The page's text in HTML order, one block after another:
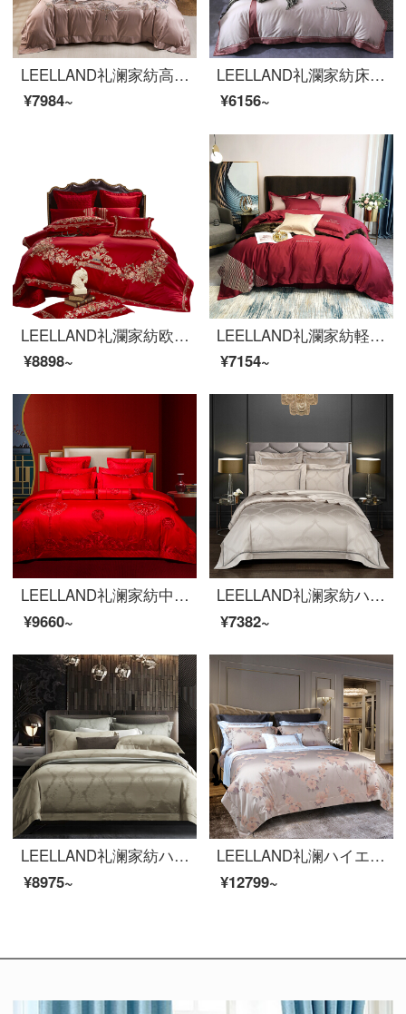
LEELLAND礼澜家紡高級新中国式100本の綿糸刺繍ベッド用品四点セットの純綿ベッドセット酔江南-玉四点セット1.8-2.0メートルベッド/220*240 cm
¥7984~
LEELLAND礼瀾家紡床品セット中国式の古風な刺繍60本の綿綿綿刺繍ベッドの上に4点セットの純綿4点セットの芳華紅1.8-2.0メートルベッド/220*240 cm
¥6156~
LEELLAND礼瀾家紡欧式軽奢結婚式大紅結婚式ベッド用品四点セット純綿欧式刺繍ベッド品多点セットパリの恋人四点セット1.8-2.0メートルベッド/220*240 cm
¥8898~
LEELLAND礼瀾家紡軽奢極簡素風100本の綿花刺繍綿100本の無地ベッドの上に4つのセットの純綿ベッド用品セットの薫風1.8-2.0メートルベッド/220*240 cm
¥7154~
LEELLAND礼澜家紡中国式大紅結婚祝い100 S貢サテン花龍鳳刺繍ベッド用品四点セット多点セット結婚ベッド用品セット龍鳳添喜六件セット1.5-1.8メートルベッド/200*230 cm
¥9660~
LEELLAND礼澜家紡ハイエンド100本の綿の上質品の4点セットの純綿の軽い豪華な見本セット
¥7382~
LEELLAND礼澜家紡ハイエンド軽奢100本のジャカード全綿四点セット欧風のモデルルームの寝具純綿高品質ベッドセットブルック金色1.8-2.0メートルベッド/220*240 cm
¥8975~
LEELLAND礼澜ハイエンドの家庭用紡績100本の高い絹糸光全綿大提花ベッド用品四点セットの別荘のサンプル間ベッドセットの花間軽音語-粉1.8-2.0メートルベッド/220*240 cm
¥12799~